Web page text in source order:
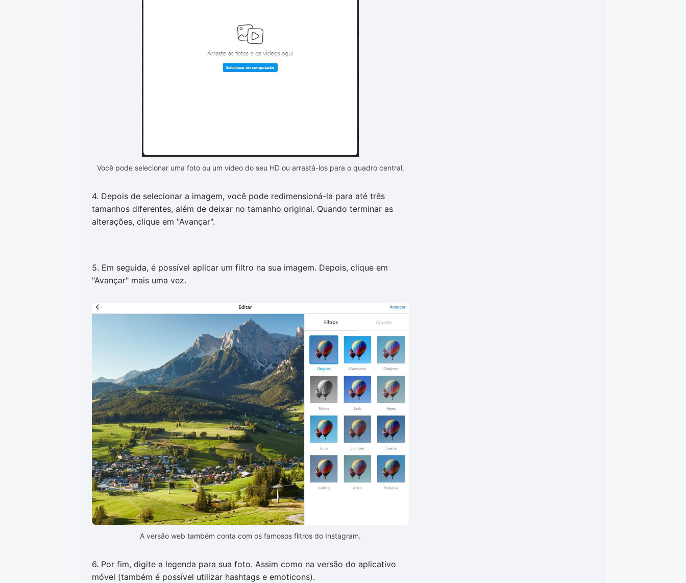
Você pode selecionar uma foto ou um vídeo do seu HD ou arrastá-los para o quadro central.
4. Depois de selecionar a imagem, você pode redimensioná-la para até três
tamanhos diferentes, além de deixar no tamanho original. Quando terminar as
alterações, clique em "Avançar".
5. Em seguida, é possível aplicar um filtro na sua imagem. Depois, clique em
"Avançar" mais uma vez.
A versão web também conta com os famosos filtros do Instagram.
6. Por fim, digite a legenda para sua foto. Assim como na versão do aplicativo
móvel (também é possível utilizar hashtags e emoticons).